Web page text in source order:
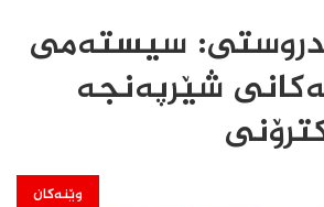
سیستەمی
شێرپەنجە
وێنەکان